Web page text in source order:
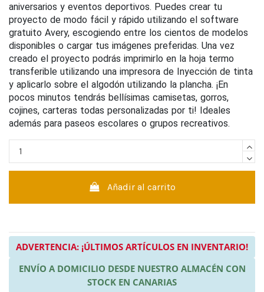
aniversarios y eventos deportivos. Puedes crear tu
proyecto de modo fácil y rápido utilizando el software
gratuito Avery, escogiendo entre los cientos de modelos
disponibles o cargar tus imágenes preferidas. Una vez
creado el proyecto podrás imprimirlo en la hoja termo
transferible utilizando una impresora de Inyección de tinta
y aplicarlo sobre el algodón utilizando la plancha. ¡En
pocos minutos tendrás bellísimas camisetas, gorros,
cojines, carteras todas personalizadas por ti! Ideales
además para paseos escolares o grupos recreativos.
Añadir al carrito
ADVERTENCIA: ¡ÚLTIMOS ARTÍCULOS EN INVENTARIO!
ENVÍO A DOMICILIO DESDE NUESTRO ALMACÉN CON
STOCK EN CANARIAS